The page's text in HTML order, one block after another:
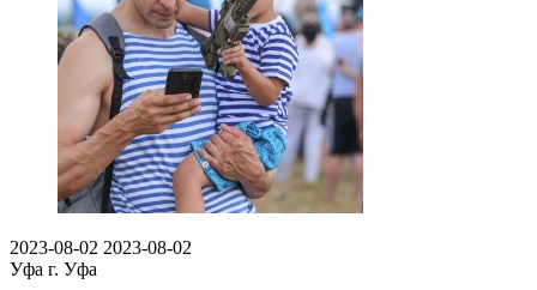
2023-08-02 2023-08-02
Уфа г. Уфа